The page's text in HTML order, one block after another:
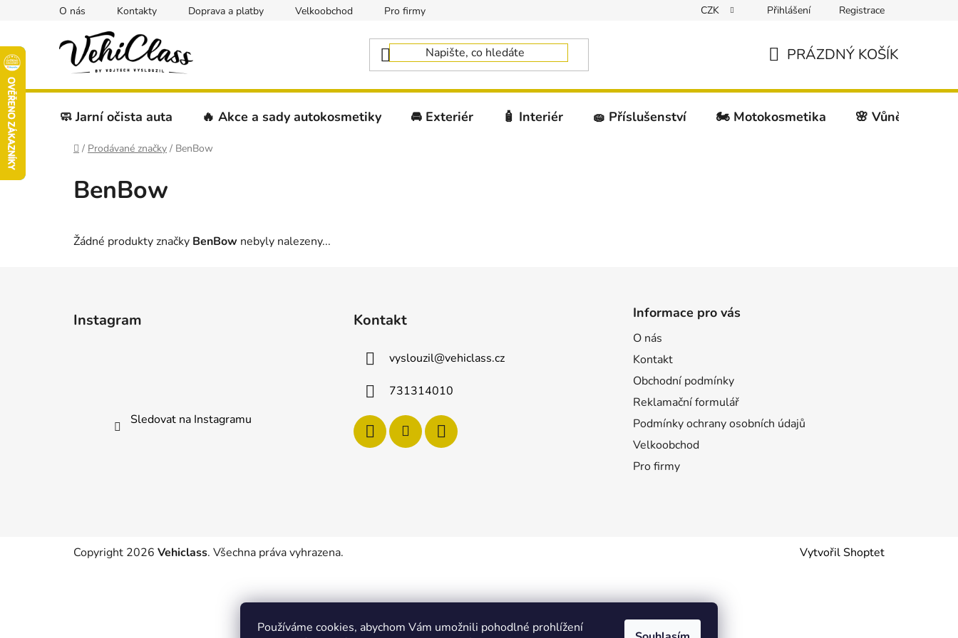
Používáme cookies, abychom Vám umožnili pohodlné prohlížení
O nás Kontakty Doprava a platby Velkoobchod Pro firmy CZK Přihlášení Registrace
PRÁZDNÝ KOŠÍK
🧼 Jarní očista auta 🔥 Akce a sady autokosmetiky 🚘 Exteriér 🧴 Interiér 🧽 Příslušenství 🏍️ Motokosmetika 🌸 Vůně do auta
Domů
/ Prodávané značky / BenBow
BenBow
Žádné produkty značky BenBow nebyly nalezeny...
Instagram
Sledovat na Instagramu
Kontakt
vyslouzil@vehiclass.cz
731314010
Informace pro vás
O nás
Kontakt
Obchodní podmínky
Reklamační formulář
Podmínky ochrany osobních údajů
Velkoobchod
Pro firmy
Vytvořil Shoptet
Copyright 2026 Vehiclass. Všechna práva vyhrazena.